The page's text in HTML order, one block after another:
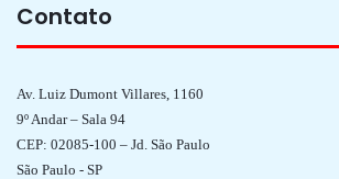
Contato
Av. Luiz Dumont Villares, 1160
9º Andar – Sala 94
CEP: 02085-100 – Jd. São Paulo
São Paulo - SP